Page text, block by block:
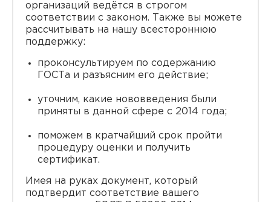
организаций ведётся в строгом
соответствии с законом. Также вы можете
рассчитывать на нашу всестороннюю
поддержку:
проконсультируем по содержанию
ГОСТа и разъясним его действие;
уточним, какие нововведения были
приняты в данной сфере с 2014 года;
поможем в кратчайший срок пройти
процедуру оценки и получить
сертификат.
Имея на руках документ, который
подтвердит соответствие вашего